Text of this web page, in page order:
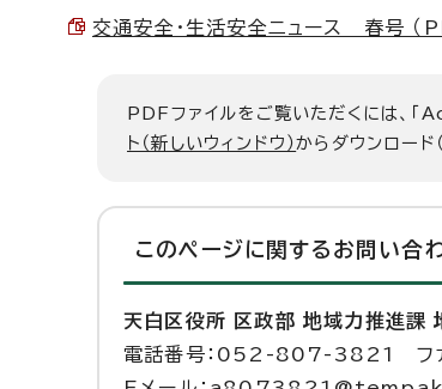
交通安全・生活安全ニュース 春号
PDFファイルをご覧いただくには、「
ト（新しいウィンドウ）からダウンロード
このページに関する お問い合
天白区役所 区政部 地域力推進課
電話番号：052-807-3821 フ